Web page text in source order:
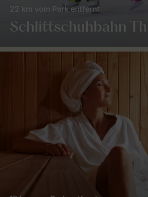
Schlittschuhbahn
22 km vom Park entfernt